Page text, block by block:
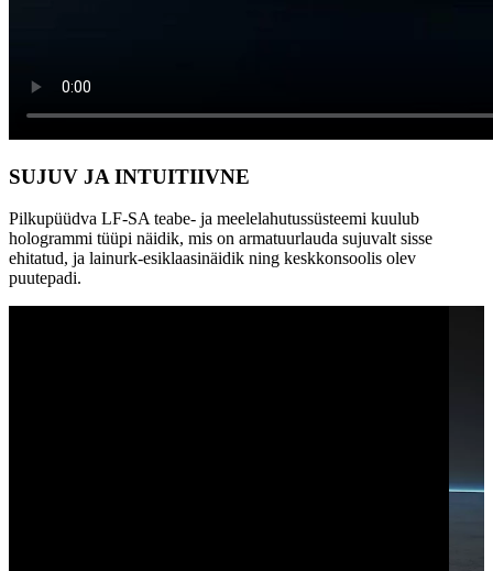
SUJUV JA INTUITIIVNE
Pilkupüüdva LF-SA teabe- ja meelelahutussüsteemi kuulub
hologrammi tüüpi näidik, mis on armatuurlauda sujuvalt sisse
ehitatud, ja lainurk-esiklaasinäidik ning keskkonsoolis olev
puutepadi.
0:00 / 0:00